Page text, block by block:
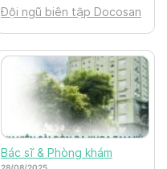
Đội ngũ biên tập Docosan
Bác sĩ & Phòng khám
28/08/2025